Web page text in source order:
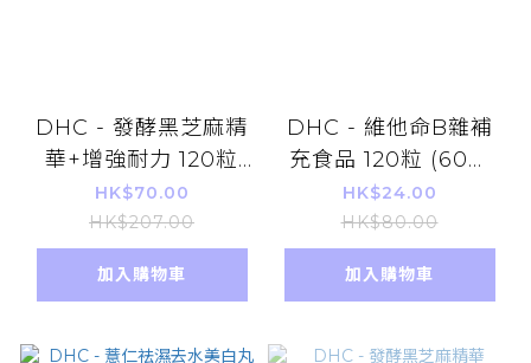
DHC - 發酵黑芝麻精
華+增強耐力 120粒
(20日)(平行進口)
HK$70.00
HK$207.00
加入購物車
DHC - 維他命B雜補
充食品 120粒 (60日
份)
HK$24.00
HK$80.00
加入購物車